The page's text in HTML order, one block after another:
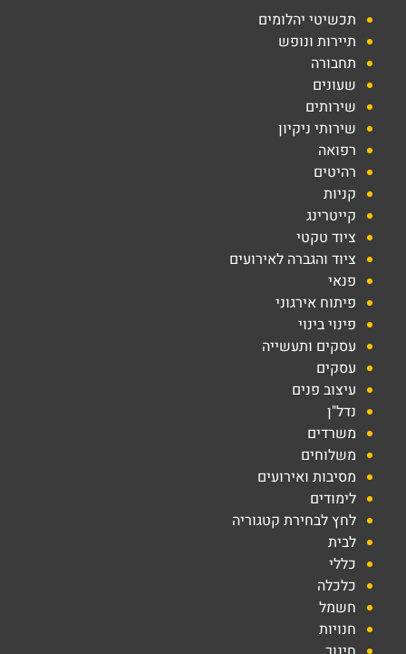
תכשיטי יהלומים
תיירות ונופש
תחבורה
שעונים
שירותים
שירותי ניקיון
רפואה
רהיטים
קניות
קייטרינג
ציוד טקטי
ציוד והגברה לאירועים
פנאי
פיתוח אירגוני
פינוי בינוי
עסקים ותעשייה
עסקים
עיצוב פנים
נדל"ן
משרדים
משלוחים
מסיבות ואירועים
לימודים
לחץ לבחירת קטגוריה
לבית
כללי
כלכלה
חשמל
חנויות